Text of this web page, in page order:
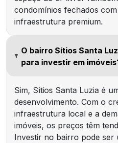
condomínios fechados
infraestrutura premium.
O bairro Sítios Santa
para investir em
Sim, Sítios Santa Luzia é
desenvolvimento. Com o
infraestrutura local e a
imóveis, os preços têm
Investir no bairro pode ser